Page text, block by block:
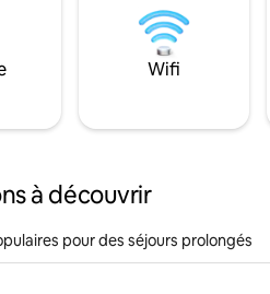
Wifi
à découvrir
pour des séjours prolongés